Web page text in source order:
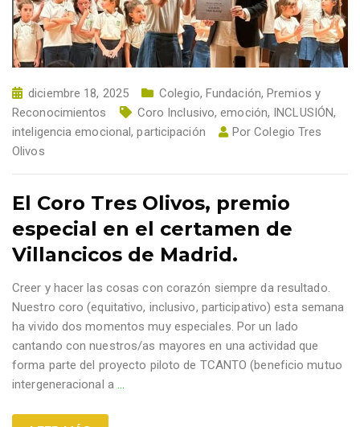
diciembre 18, 2025 Colegio, Fundación,Premios y
Reconocimientos
Coro Inclusivo,emoción, INCLUSIÓN,
inteligencia emocional,participación PorColegio Tres
Olivos
El Coro Tres Olivos, premio
especial en el certamen de
Villancicos de Madrid.
Creer y hacer las cosas con corazón siempre da resultado.
Nuestro coro (equitativo, inclusivo, participativo) esta semana
ha vivido dos momentos muy especiales. Por un lado
cantando con nuestros/as mayores en una actividad que
forma parte del proyecto piloto de TCANTO (beneficio mutuo
intergeneracional a …